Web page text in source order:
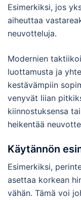
Esimerkiksi, jos
aiheuttaa
neuvotteluja.
Modernien
luottamusta ja
kestävämpiin
venyvät liian
kiinnostuksensa
heikentää
Käytännön
Esimerkiksi,
asettaa korkean
vähän. Tämä voi